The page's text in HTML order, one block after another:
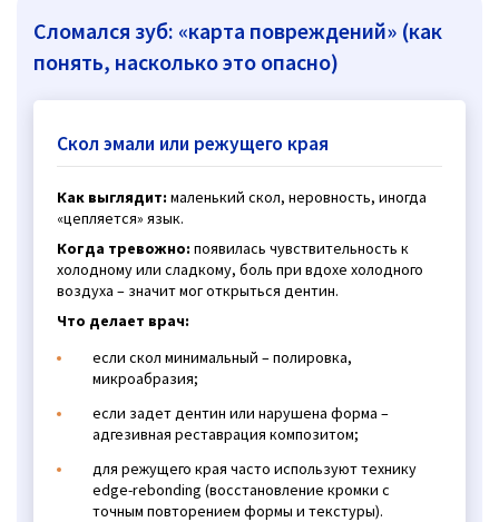
Сломался зуб: «карта повреждений» (как
понять, насколько это опасно)
Скол эмали или режущего края
Как выглядит: маленький скол, неровность, иногда
«цепляется» язык.
Когда тревожно: появилась чувствительность к
холодному или сладкому, боль при вдохе холодного
воздуха – значит мог открыться дентин.
Что делает врач:
если скол минимальный – полировка,
микроабразия;
если задет дентин или нарушена форма –
адгезивная реставрация композитом;
для режущего края часто используют технику
edge-rebonding (восстановление кромки с
точным повторением формы и текстуры).